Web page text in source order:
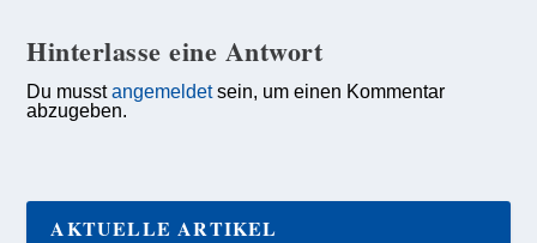
Hinterlasse eine Antwort
Du musstangemeldetsein, um einen Kommentar
abzugeben.
AKTUELLE ARTIKEL